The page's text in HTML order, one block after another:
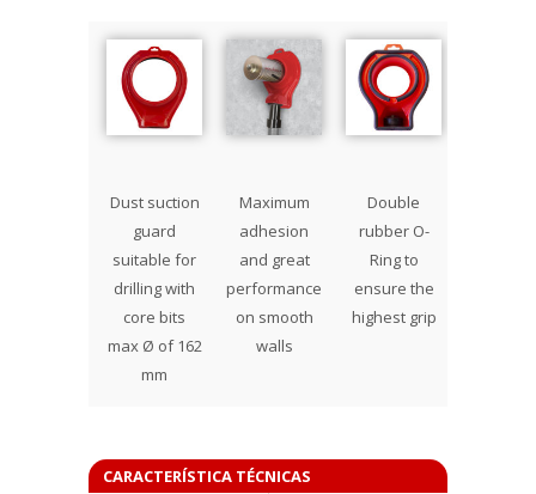
Dust suction
guard
suitable for
drilling with
core bits
max Ø of 162
mm
Maximum
adhesion
and great
performance
on smooth
walls
Double
rubber O-
Ring to
ensure the
highest grip
CARACTERÍSTICA TÉCNICAS